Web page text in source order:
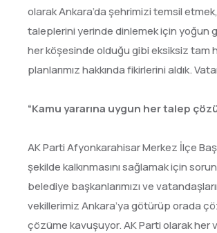
olarak Ankara’da şehrimizi temsil
taleplerini yerinde dinlemek için yoğun
her köşesinde olduğu gibi eksiksiz tam
planlarımız hakkında fikirlerini aldık.
“Kamu yararına uygun her talep
AK Parti Afyonkarahisar Merkez İlçe
şekilde kalkınmasını sağlamak için
belediye başkanlarımızı ve
vekillerimiz Ankara’ya götürüp orada
çözüme kavuşuyor. AK Parti olarak her